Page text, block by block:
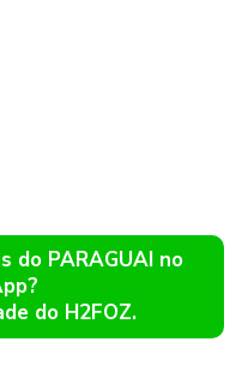
do PARAGUAI no
do H2FOZ.